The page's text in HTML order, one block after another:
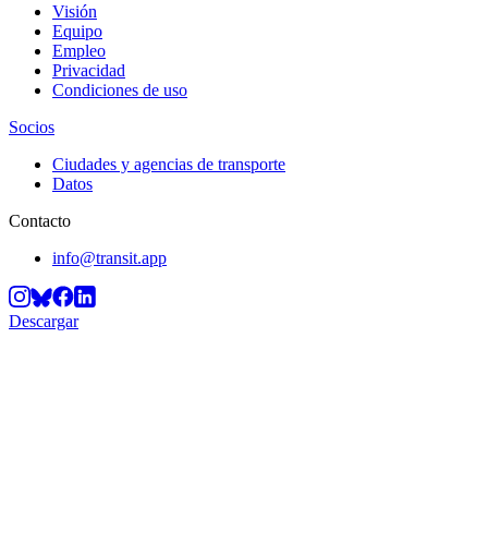
Visión
Equipo
Empleo
Privacidad
Condiciones de uso
Socios
Ciudades y agencias de transporte
Datos
Contacto
info@transit.app
Descargar